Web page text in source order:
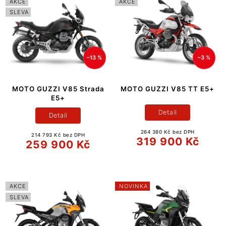
AKCE
SLEVA
–13 %
MOTO GUZZI V85 Strada
E5+
214 793 Kč bez DPH
259 900 Kč
Detail
AKCE
–3 %
MOTO GUZZI V85 TT E5+
264 380 Kč bez DPH
319 900 Kč
Detail
AKCE
SLEVA
NOVINKA